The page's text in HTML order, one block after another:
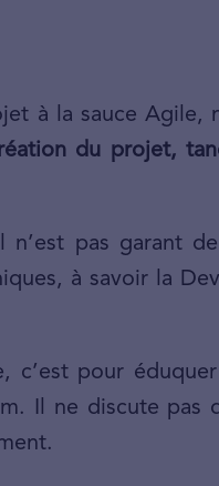
à la sauce Agile,
du projet,
pas garant
à savoir la
c’est pour
Il ne discute pas